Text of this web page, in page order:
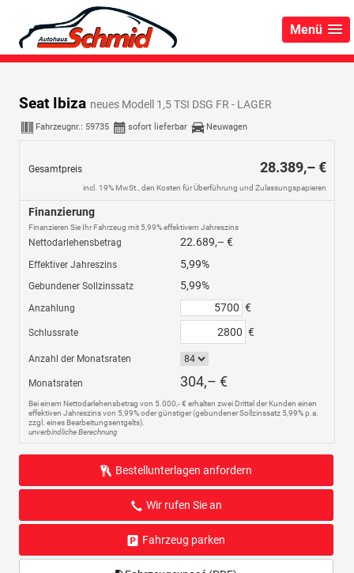
Menü
Seat Ibiza neues Modell 1,5 TSI DSG FR - LAGER
Fahrzeugnr.: 59735 sofort lieferbar Neuwagen
Gesamtpreis 28.389,– €
incl. 19% MwSt., den Kosten für Überführung und Zulassungspapieren
Finanzierung
Finanzieren Sie Ihr Fahrzeug mit 5,99% effektivem Jahreszins
Nettodarlehensbetrag 22.689,– €
Effektiver Jahreszins 5,99%
Gebundener Sollzinssatz 5,99%
Anzahlung €
Schlussrate €
Anzahl der Monatsraten
Monatsraten 304,– €
Bei einem Nettodarlehensbetrag von 5.000,- € erhalten zwei Drittel der Kunden einen
effektiven Jahreszins von 5,99% oder günstiger (gebundener Sollzinssatz 5,99% p.a.
zzgl. eines Bearbeitungsentgelts).
unverbindliche Berechnung
Bestellunterlagen anfordern
Wir rufen Sie an
Fahrzeug parken